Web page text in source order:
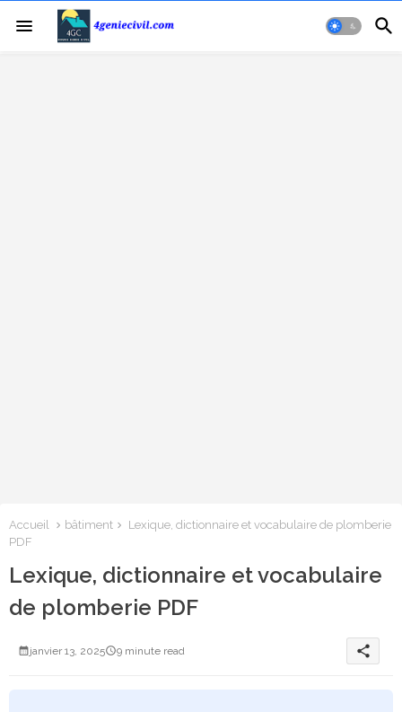
Accueil bâtiment
Lexique, dictionnaire et vocabulaire de plomberie
PDF
Lexique, dictionnaire et vocabulaire
de plomberie PDF
janvier 13, 2025 9 minute read share